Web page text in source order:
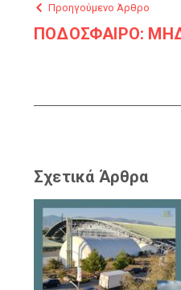
Προηγούμενο Άρθρο
ΠΟΔΟΣΦΑΙΡΟ:
Σχετικά Άρθρα